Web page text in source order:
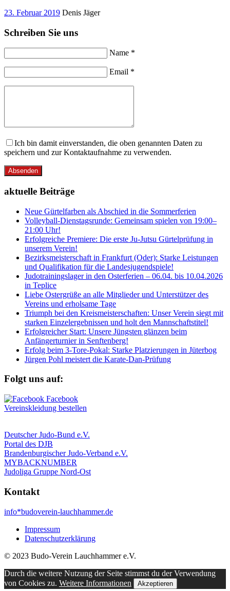
23. Februar 2019 Denis Jäger
Schreiben Sie uns
Name *
Email *
Ich bin damit einverstanden, die oben genannten Daten zu
speichern und zur Kontaktaufnahme zu verwenden.
Absenden
aktuelle Beiträge
Neue Gürtelfarben als Abschied in die Sommerferien
Volleyball-Dienstagsrunde: Gemeinsam spielen von 19:00–
21:00 Uhr!
Erfolgreiche Premiere: Die erste Ju-Jutsu Gürtelprüfung in
unserem Verein!
Bezirksmeisterschaft in Frankfurt (Oder): Starke Leistungen
und Qualifikation für die Landesjugendspiele!
Judotrainingslager in den Osterferien – 06.04. bis 10.04.2026
in Teplice
Liebe Ostergrüße an alle Mitglieder und Unterstützer des
Vereins und erholsame Tage
Triumph bei den Kreismeisterschaften: Unser Verein siegt mit
starken Einzelergebnissen und holt den Mannschaftstitel!
Erfolgreicher Start: Unsere Jüngsten glänzen beim
Anfängerturnier in Senftenberg!
Erfolg beim 3-Tore-Pokal: Starke Platzierungen in Jüterbog
Jürgen Pohl meistert die Karate-Dan-Prüfung
Folgt uns auf:
Vereinskleidung bestellen
Deutscher Judo-Bund e.V.
Portal des DJB
Brandenburgischer Judo-Verband e.V.
MYBACKNUMBER
Judoliga Gruppe Nord-Ost
Kontakt
info*budoverein-lauchhammer.de
Impressum
Datenschutzerklärung
© 2023 Budo-Verein Lauchhammer e.V.
Durch die weitere Nutzung der Seite stimmst du der Verwendung
von Cookies zu. Weitere Informationen Akzeptieren